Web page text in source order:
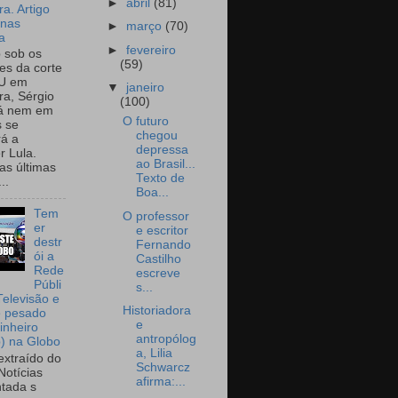
Artigo
sob os
da corte
em
Sérgio
nem em
se
a
Lula.
últimas
Tem
er
destr
ói a
Rede
Públi
e
pesado
na Globo
do
s
►abril (81)
► março (70)
►fevereiro
(59)
▼ janeiro
(100)
O futuro
chegou
depressa
ao Brasil...
Texto de
Boa...
O professor
e escritor
Fernando
Castilho
escreve
s...
Historiadora
e
antropólog
a, Lilia
Schwarcz
afirma:...